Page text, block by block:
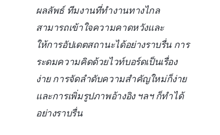
ผลลัพธ์ ทีมงานที่ทำงานทางไกล
สามารถเข้าใจความคาดหวังและ
ให้การอัปเดตสถานะได้อย่างราบรื่น การ
ระดมความคิดด้วยไวท์บอร์ดเป็นเรื่อง
ง่าย การจัดลำดับความสำคัญใหม่ก็ง่าย
และการเพิ่มรูปภาพอ้างอิง ฯลฯ ก็ทำได้
อย่างราบรื่น